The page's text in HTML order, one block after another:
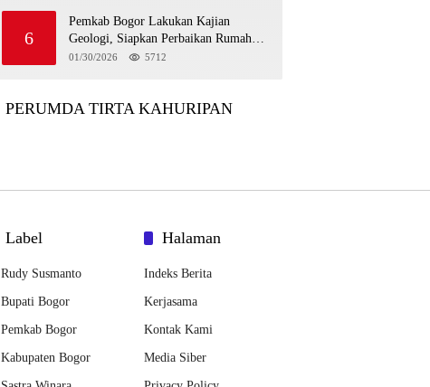
6
Pemkab Bogor Lakukan Kajian
Geologi, Siapkan Perbaikan Rumah
Korban Pergeseran Tanah
01/30/2026 5712
PERUMDA TIRTA KAHURIPAN
Label
Rudy Susmanto
Bupati Bogor
Pemkab Bogor
Kabupaten Bogor
Halaman
Indeks Berita
Kerjasama
Kontak Kami
Media Siber